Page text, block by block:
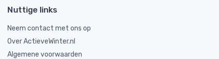
Nuttige links
Neem contact met ons op
Over ActieveWinter.nl
Algemene voorwaarden